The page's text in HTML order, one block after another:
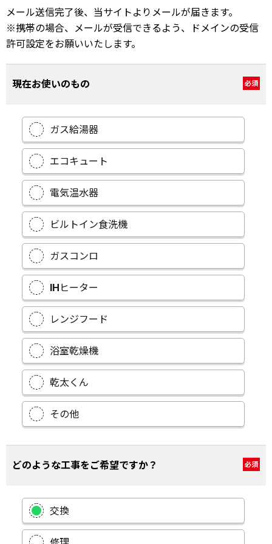
メール送信完了後、当サイトよりメールが届きます。
※携帯の場合、メールが受信できるよう、ドメインの受信
許可設定をお願いいたします。
現在お使いのもの 必須
ガス給湯器
エコキュート
電気温水器
ビルトイン食洗機
ガスコンロ
IHヒーター
レンジフード
浴室乾燥機
乾太くん
その他
どのような工事をご希望ですか？ 必須
交換